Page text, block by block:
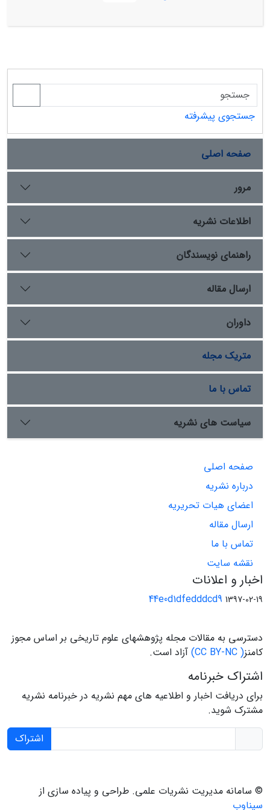
و تجزیۀ خاورمیانه بر اساس شاخص‌های مورد قبول غربیان از
استقرار و قدرت‌گیری اسرائیل و یهودیان در خاورمیانه قصد
تجزیۀ منطقه و ایجاد توازن قوا در بین کشورهای مختلف و
حتی ادیان اسلام، یهود و مسیحیت را دارد. در این راستا
برنارد لوئیس پیشنهاد می‌کند کشورهای غربی و به ویژه آمریکا
باید در جهت سرنگونی و کاهش نفوذ هژمونی‌های داخلی و
خارجی در منطقه از جمله شوروی، ایران، عراق و ... بکوشند. او
این نظریه را در ابتدا با روش‌های تاریخ­نگارانه طرح کرده و در
اواخر عمر خود با بیانی تند و گزنده کشورهای غربی را به جنگ
و ایجاد آشوب در منطقه و تقابل با امت اسلامی ترغیب
می‌نماید.
جستجوی پیشرفته
صفحه اصلی
مرور
اطلاعات نشریه
راهنمای نویسندگان
ارسال مقاله
داوران
متریک مجله
تماس با ما
سیاست های نشریه
صفحه اصلی
درباره نشریه
اعضای هیات تحریریه
ارسال مقاله
تماس با ما
نقشه سایت
اخبار و اعلانات
44e0d1dfedddcd9 1397-02-19
دسترسی به مقالات مجله پژوهشهای علوم تاریخی بر اساس مجوز
کامنز( CC BY-NC) آزاد است.
اشتراک خبرنامه
برای دریافت اخبار و اطلاعیه های مهم نشریه در خبرنامه نشریه
مشترک شوید.
اشتراک
© سامانه مدیریت نشریات علمی. طراحی و پیاده سازی از
سیناوب